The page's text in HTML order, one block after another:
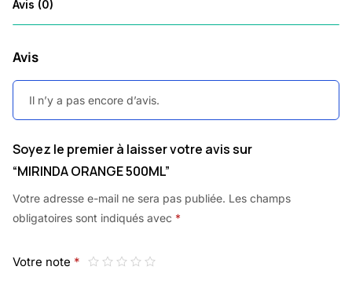
Avis (0)
Avis
Il n’y a pas encore d’avis.
Soyez le premier à laisser votre avis sur
“MIRINDA ORANGE 500ML”
Votre adresse e-mail ne sera pas publiée. Les champs
obligatoires sont indiqués avec *
Votre note *